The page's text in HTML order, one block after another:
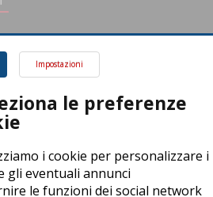
Impostazioni
le preferenze
i cookie per personalizzare i
gli eventuali annunci
le funzioni dei social network
3, 25014 Castenedolo (BS) - P. Iva: